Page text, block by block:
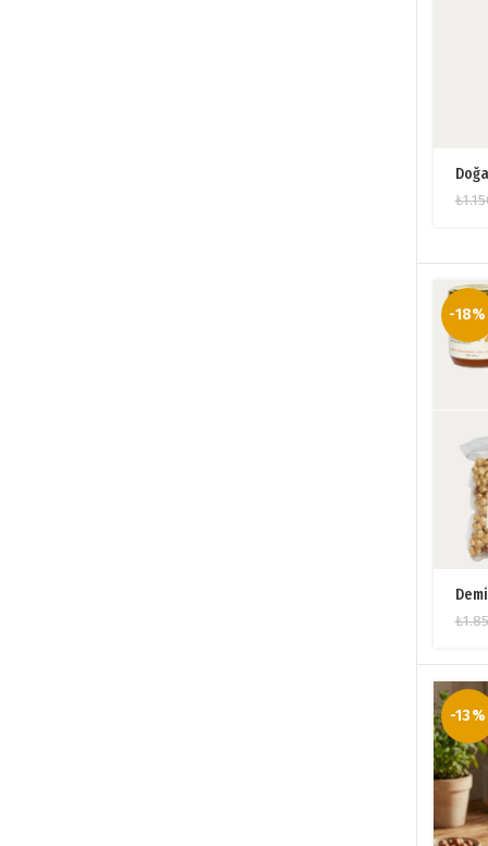
₺
-18%
₺
-13%